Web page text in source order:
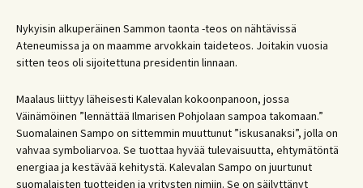
Nykyisin alkuperäinen Sammon taonta -teos on nähtävissä
Ateneumissa ja on maamme arvokkain taideteos. Joitakin vuosia
sitten teos oli sijoitettuna presidentin linnaan.
Maalaus liittyy läheisesti Kalevalan kokoonpanoon, jossa
Väinämöinen ”lennättää Ilmarisen Pohjolaan sampoa takomaan.”
Suomalainen Sampo on sittemmin muuttunut ”iskusanaksi”, jolla on
vahvaa symboliarvoa. Se tuottaa hyvää tulevaisuutta, ehtymätöntä
energiaa ja kestävää kehitystä. Kalevalan Sampo on juurtunut
suomalaisten tuotteiden ja yritysten nimiin. Se on säilyttänyt